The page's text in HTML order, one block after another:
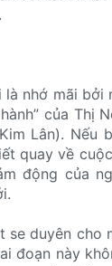
nhớ mãi bởi
của Thị
Lân).
quay về
động của
se duyên
đoạn này